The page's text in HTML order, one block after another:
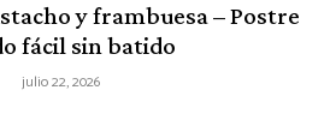
y frambuesa – Postre
fácil sin batido
julio 22, 2026